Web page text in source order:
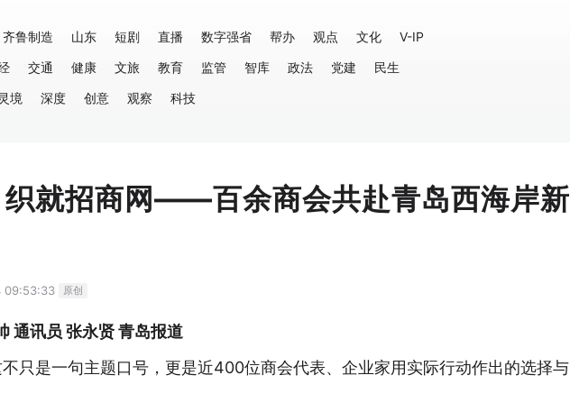
齐鲁制造 山东 短剧 直播 数字强省 帮办 观点 文化
V-IP
交通 健康 文旅 教育 监管 智库 政法 党建
民生
灵境 深度 创意 观察 科技
织就招商网——百余商会共赴青岛西海岸新
09:53:33 原创
通讯员 张永贤 青岛报道
只是一句主题口号，更是近400位商会代表、企业家用实际行动作出的选择与